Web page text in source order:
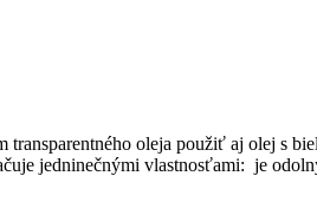
oleja použiť aj olej s
jedninečnými vlastnosťami: je